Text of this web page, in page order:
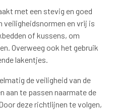
met een stevig en goed
veiligheidsnormen en vrij is
of kussens, om
Overweeg ook het gebruik
lakentjes.
de veiligheid van de
aan te passen naarmate de
deze richtlijnen te volgen,